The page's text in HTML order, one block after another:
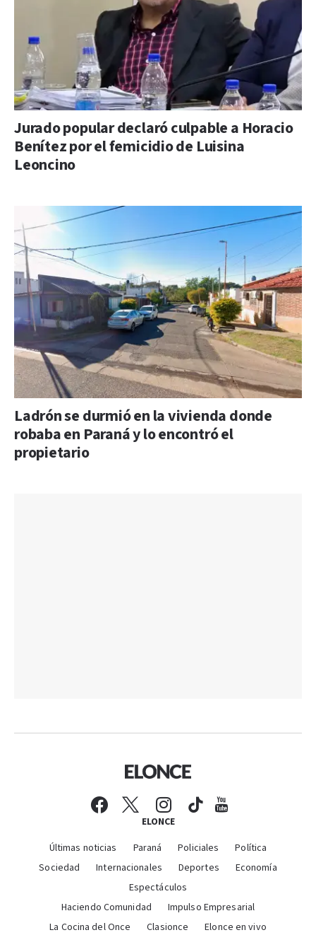
Jurado popular declaró culpable a Horacio
Benítez por el femicidio de Luisina
Leoncino
Ladrón se durmió en la vivienda donde
robaba en Paraná y lo encontró el
propietario
ELONCE
Últimas noticias Paraná Policiales
Política
Sociedad
Internacionales Deportes
Economía
Espectáculos
Haciendo Comunidad
Impulso Empresarial
La Cocina del Once
Clasionce Elonce en vivo